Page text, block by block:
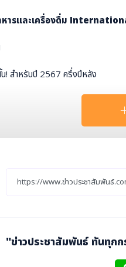
หารและเครื่องดื่ม
น! สำหรับปี 2567 ครึ่งปีหลัง
และ เสื้อโปโล 2 ตัว
"ข่าวประชาสัมพันธ์ ทันทุก